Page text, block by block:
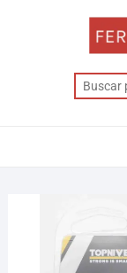
En línea ·